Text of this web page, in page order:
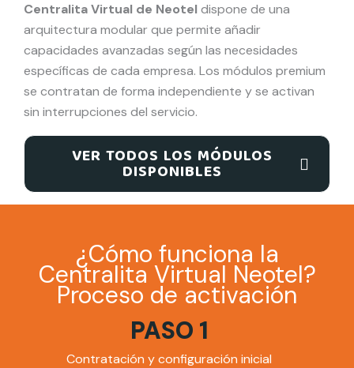
Centralita Virtual de Neoteldispone de una
arquitectura modular que permite añadir
capacidades avanzadas según las necesidades
específicas de cada empresa. Los módulos premium
se contratan de forma independiente y se activan
sin interrupciones del servicio.
VER TODOS LOS MÓDULOS
DISPONIBLES
¿Cómo funciona la
Centralita Virtual Neotel?
Proceso de activación
PASO 1
Contratación y configuración inicial